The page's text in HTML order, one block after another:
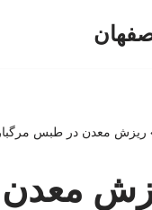
ریزش معدن در طبس